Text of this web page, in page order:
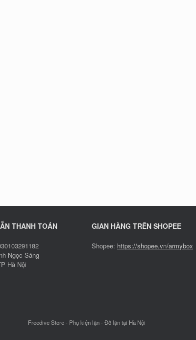
THANH TOÁN
Ngọc Sáng
Hà Nội
GIAN HÀNG TRÊN SHOPEE
Shopee: https://shopee.vn/armybox
Freedive Store - Phụ kiện lặn - Đồ lặn tại Hà Nội